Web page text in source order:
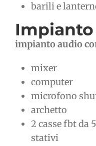
barili e
impianto audio
mixer
computer
microfono
archetto
2 casse fbt da
stativi